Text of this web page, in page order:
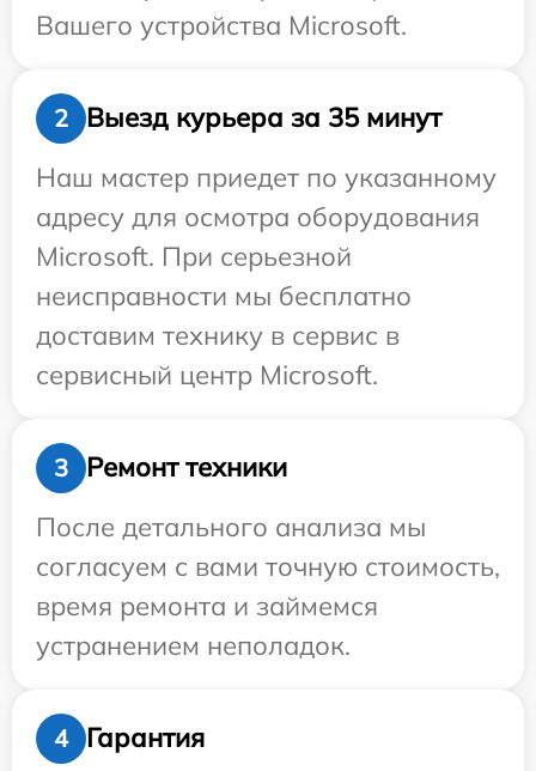
Вашего устройства Microsoft.
2
Выезд курьера за 35 минут
Наш мастер приедет по указанному
адресу для осмотра оборудования
Microsoft. При серьезной
неисправности мы бесплатно
доставим технику в сервис в
сервисный центр Microsoft.
3
Ремонт техники
После детального анализа мы
согласуем с вами точную стоимость,
время ремонта и займемся
устранением неполадок.
4
Гарантия